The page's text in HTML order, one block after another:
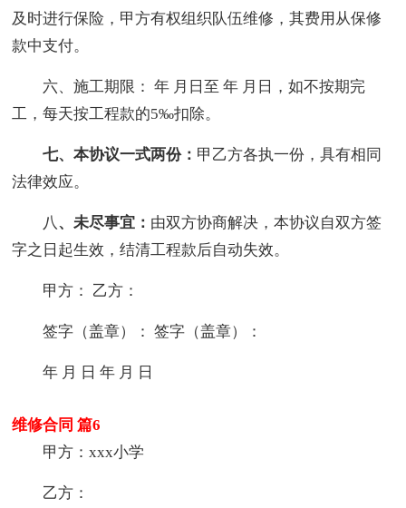
及时进行保险，甲方有权组织队伍维修，其费用从保修
款中支付。
六、施工期限： 年 月日至 年 月日，如不按期完
工，每天按工程款的5‰扣除。
七、本协议一式两份： 甲乙方各执一份，具有相同
法律效应。
八、未尽事宜： 由双方协商解决，本协议自双方签
字之日起生效，结清工程款后自动失效。
甲方： 乙方：
签字（盖章）： 签字（盖章）：
年 月 日 年 月 日
维修合同 篇6
甲方：xxx小学
乙方：